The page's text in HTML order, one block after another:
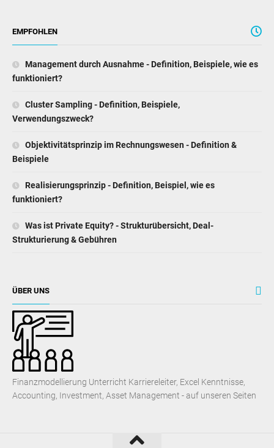
EMPFOHLEN
Management durch Ausnahme - Definition, Beispiele, wie es
funktioniert?
Cluster Sampling - Definition, Beispiele,
Verwendungszweck?
Objektivitätsprinzip im Rechnungswesen - Definition &
Beispiele
Realisierungsprinzip - Definition, Beispiel, wie es
funktioniert?
Was ist Private Equity? - Strukturübersicht, Deal-
Strukturierung & Gebühren
ÜBER UNS
Finanzmodellierung Unterricht Karriereleiter, Excel Kenntnisse,
Accounting, Investment, Asset Management - auf unseren Seiten